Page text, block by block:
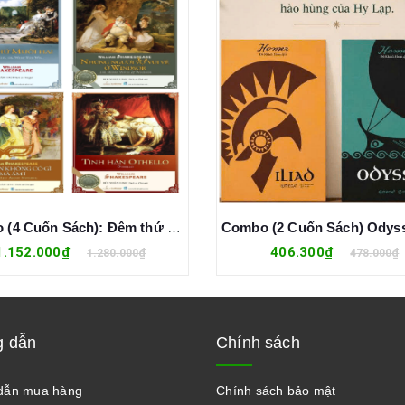
Combo (4 Cuốn Sách): Đêm thứ mười hai + Những người vợ vui vẻ ở Windsor + Chuyện không có gì mà ầm ĩ + Tình Hận Othello - William Shakespeare
1.280.000₫ 406.300₫ 478.000₫
dẫn
mua hàng
Chính sách
Chính sách bảo mật